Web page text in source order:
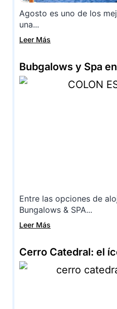
Agosto es uno de los
una...
Leer Más
Bubgalows y Spa
Entre las opciones de
Bungalows & SPA...
Leer Más
Cerro Catedral: el